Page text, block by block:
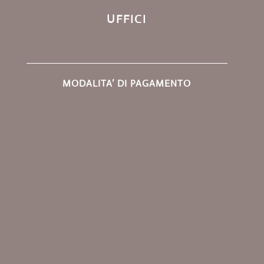
UFFICI
MODALITA’ DI PAGAMENTO